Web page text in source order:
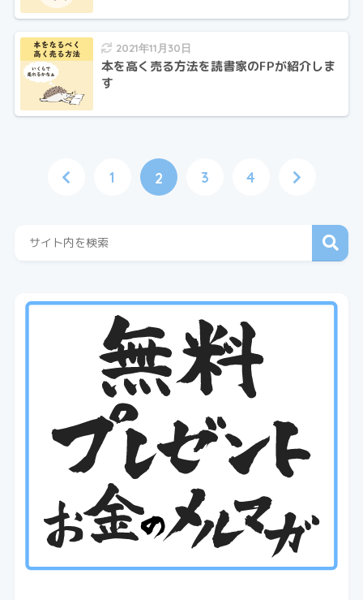
2021年11月30日
本を高く売る方法を読書家のFPが紹介しま
す
1 2 3 4